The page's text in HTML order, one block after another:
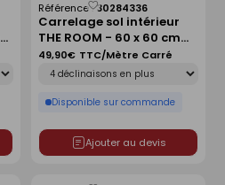
Carrelage sol intérieur
THE ROOM - 60 x 60 cm
ép.6,5 mm - quartzite
patagonia
Référence :30284336
Disponible sur commande
49,90€ TTC/Mètre Carré
Ajouter au devis
Enregistrer
comme
liste